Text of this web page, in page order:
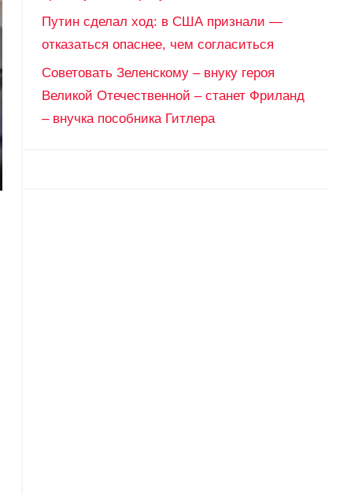
Путин сделал ход: в США признали —
отказаться опаснее, чем согласиться
Советовать Зеленскому – внуку героя
Великой Отечественной – станет Фриланд
– внучка пособника Гитлера